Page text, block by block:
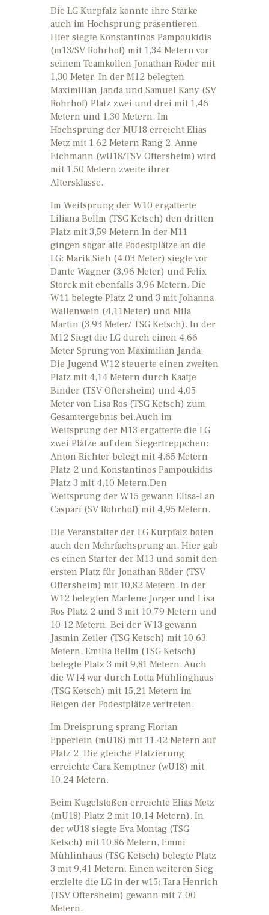
Die LG Kurpfalz konnte ihre Stärke
auch im Hochsprung präsentieren.
Hier siegte Konstantinos Pampoukidis
(m13/SV Rohrhof) mit 1,34 Metern vor
seinem Teamkollen Jonathan Röder mit
1,30 Meter. In der M12 belegten
Maximilian Janda und Samuel Kany (SV
Rohrhof) Platz zwei und drei mit 1,46
Metern und 1,30 Metern. Im
Hochsprung der MU18 erreicht Elias
Metz mit 1,62 Metern Rang 2. Anne
Eichmann (wU18/TSV Oftersheim) wird
mit 1,50 Metern zweite ihrer
Altersklasse.
Im Weitsprung der W10 ergatterte
Liliana Bellm (TSG Ketsch) den dritten
Platz mit 3,59 Metern.In der M11
gingen sogar alle Podestplätze an die
LG: Marik Sieh (4,03 Meter) siegte vor
Dante Wagner (3,96 Meter) und Felix
Storck mit ebenfalls 3,96 Metern. Die
W11 belegte Platz 2 und 3 mit Johanna
Wallenwein (4,11Meter) und Mila
Martin (3,93 Meter/ TSG Ketsch). In der
M12 Siegt die LG durch einen 4,66
Meter Sprung von Maximilian Janda.
Die Jugend W12 steuerte einen zweiten
Platz mit 4,14 Metern durch Kaatje
Binder (TSV Oftersheim) und 4,05
Meter von Lisa Ros (TSG Ketsch) zum
Gesamtergebnis bei.Auch im
Weitsprung der M13 ergatterte die LG
zwei Plätze auf dem Siegertreppchen:
Anton Richter belegt mit 4,65 Metern
Platz 2 und Konstantinos Pampoukidis
Platz 3 mit 4,10 Metern.Den
Weitsprung der W15 gewann Elisa-Lan
Caspari (SV Rohrhof) mit 4,95 Metern.
Die Veranstalter der LG Kurpfalz boten
auch den Mehrfachsprung an. Hier gab
es einen Starter der M13 und somit den
ersten Platz für Jonathan Röder (TSV
Oftersheim) mit 10,82 Metern. In der
W12 belegten Marlene Jörger und Lisa
Ros Platz 2 und 3 mit 10,79 Metern und
10,12 Metern. Bei der W13 gewann
Jasmin Zeiler (TSG Ketsch) mit 10,63
Metern, Emilia Bellm (TSG Ketsch)
belegte Platz 3 mit 9,81 Metern. Auch
die W14 war durch Lotta Mühlinghaus
(TSG Ketsch) mit 15,21 Metern im
Reigen der Podestplätze vertreten.
Im Dreisprung sprang Florian
Epperlein (mU18) mit 11,42 Metern auf
Platz 2. Die gleiche Platzierung
erreichte Cara Kemptner (wU18) mit
10,24 Metern.
Beim Kugelstoßen erreichte Elias Metz
(mU18) Platz 2 mit 10,14 Metern). In
der wU18 siegte Eva Montag (TSG
Ketsch) mit 10,86 Metern, Emmi
Mühlinhaus (TSG Ketsch) belegte Platz
3 mit 9,41 Metern. Einen weiteren Sieg
erzielte die LG in der w15: Tara Henrich
(TSV Oftersheim) gewann mit 7,00
Metern.